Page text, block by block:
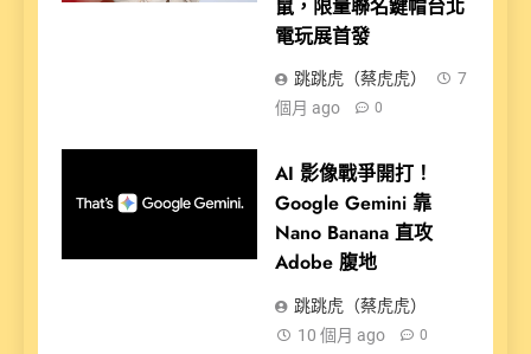
鼠，限量聯名鍵帽台北
電玩展首發
跳跳虎（蔡虎虎）
7
個月 ago
0
AI 影像戰爭開打！
Google Gemini 靠
Nano Banana 直攻
Adobe 腹地
跳跳虎（蔡虎虎）
10 個月 ago
0